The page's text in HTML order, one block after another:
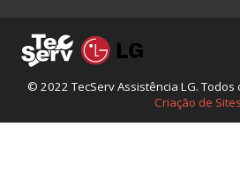
© 2022 TecServ Assistência LG.
Criação de Sites